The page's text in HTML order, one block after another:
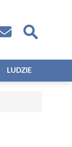
LUDZIE